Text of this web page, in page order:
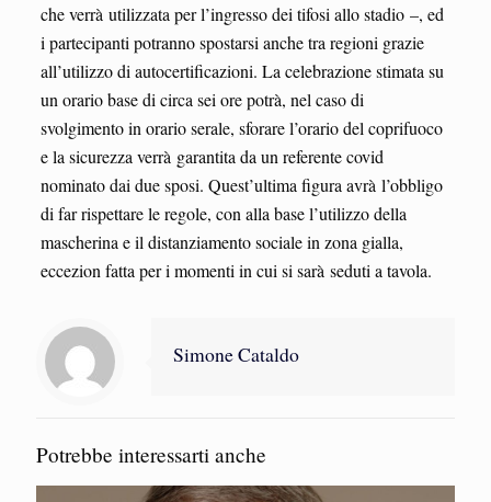
che verrà utilizzata per l’ingresso dei tifosi allo stadio –, ed
i partecipanti potranno spostarsi anche tra regioni grazie
all’utilizzo di autocertificazioni. La celebrazione stimata su
un orario base di circa sei ore potrà, nel caso di
svolgimento in orario serale, sforare l’orario del coprifuoco
e la sicurezza verrà garantita da un referente covid
nominato dai due sposi. Quest’ultima figura avrà l’obbligo
di far rispettare le regole, con alla base l’utilizzo della
mascherina e il distanziamento sociale in zona gialla,
eccezion fatta per i momenti in cui si sarà seduti a tavola.
Simone Cataldo
Potrebbe interessarti anche